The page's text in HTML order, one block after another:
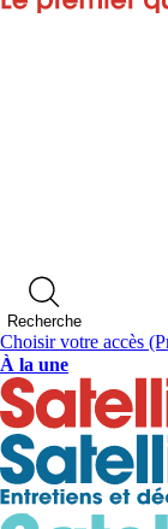
Recherche
Choisir votre accès
À la une